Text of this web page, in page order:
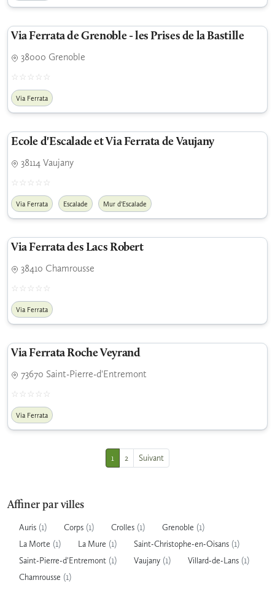
Affiner par villes
Auris (1) Corps (1) Crolles (1) Grenoble (1)
La Morte (1) La Mure (1) Saint-Christophe-en-Oisans (1)
Saint-Pierre-d'Entremont (1) Vaujany (1) Villard-de-Lans (1)
Chamrousse (1)
Via Ferrata de Grenoble - les Prises de la Bastille
38000 Grenoble
Via Ferrata
Ecole d'Escalade et Via Ferrata de Vaujany
38114 Vaujany
Via Ferrata Escalade Mur d'Escalade
Via Ferrata des Lacs Robert
38410 Chamrousse
Via Ferrata
Via Ferrata Roche Veyrand
73670 Saint-Pierre-d'Entremont
Via Ferrata
1 2 Suivant